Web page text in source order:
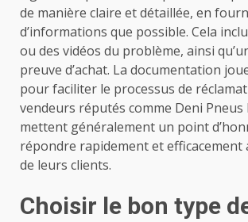
de manière claire et détaillée, en
d’informations que possible. Cela
ou des vidéos du problème, ainsi
preuve d’achat. La documentation
pour faciliter le processus de
vendeurs réputés comme Deni Pneus
mettent généralement un point
répondre rapidement et efficacement
de leurs clients.
Choisir le bon type